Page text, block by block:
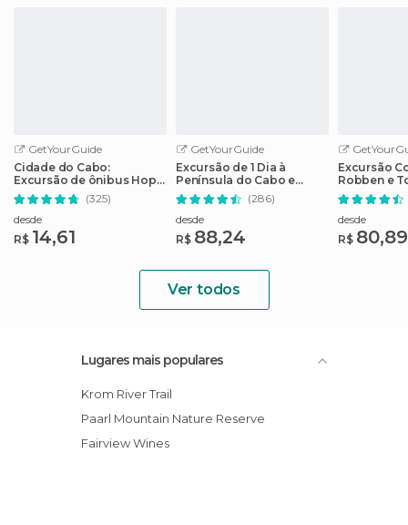
GetYourGuide
Cidade do Cabo:
Excursão de ônibus Hop-
On Hop-Off com cruzeiro
opcional
(325)
desde
R$ 14,61
GetYourGuide
Excursão de 1 Dia à
Península do Cabo e
Colônia de Pinguins
(286)
desde
R$ 88,24
Excursão
Robben e
desde
R$ 80,89
Ver todos
Lugares mais populares
Krom River Trail
Paarl Mountain Nature Reserve
Fairview Wines